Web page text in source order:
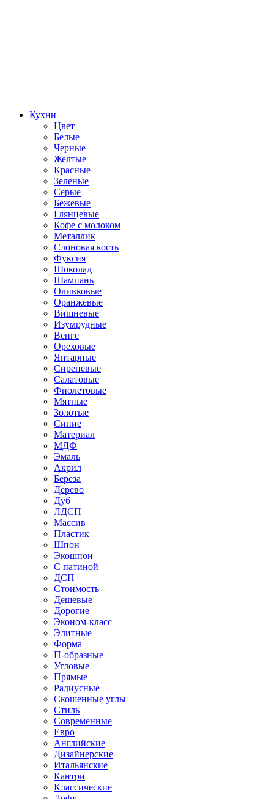
Кухни
Цвет
Белые
Черные
Желтые
Красные
Зеленые
Серые
Бежевые
Глянцевые
Кофе с молоком
Металлик
Слоновая кость
Фуксия
Шоколад
Шампань
Оливковые
Оранжевые
Вишневые
Изумрудные
Венге
Ореховые
Янтарные
Сиреневые
Салатовые
Фиолетовые
Мятные
Золотые
Синие
Материал
МДФ
Эмаль
Акрил
Береза
Дерево
Дуб
ЛДСП
Массив
Пластик
Шпон
Экошпон
С патиной
ДСП
Стоимость
Дешевые
Дорогие
Эконом-класс
Элитные
Форма
П-образные
Угловые
Прямые
Радиусные
Скошенные углы
Стиль
Современные
Евро
Английские
Дизайнерские
Итальянские
Кантри
Классические